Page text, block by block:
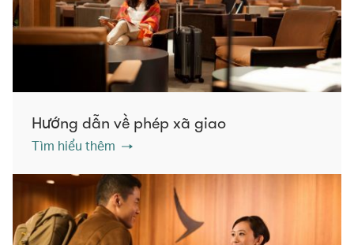
Hướng dẫn về phép xã giao
Tìm hiểu thêm